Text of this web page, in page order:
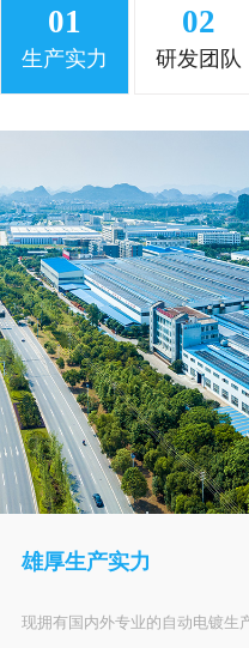
01
生产实力
02
研发团队
雄厚生产实力
现拥有国内外专业的自动电镀生